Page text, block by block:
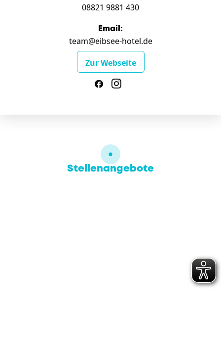
08821 9881 430
Email:
team@eibsee-hotel.de
Zur Webseite
Stellenangebote